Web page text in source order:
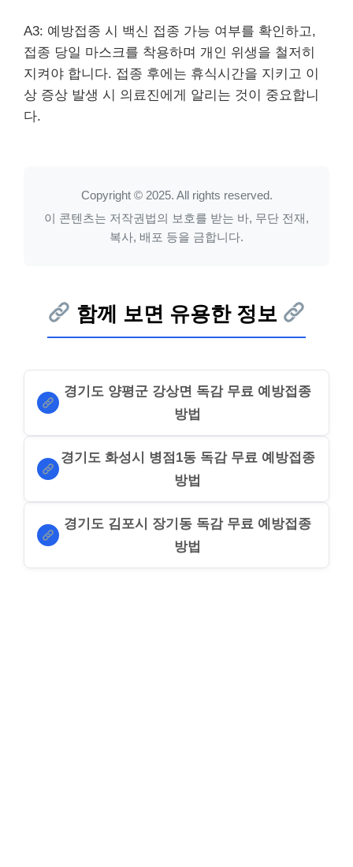
A3: 예방접종 시 백신 접종 가능 여부를 확인하고,
접종 당일 마스크를 착용하며 개인 위생을 철저히
지켜야 합니다. 접종 후에는 휴식시간을 지키고 이
상 증상 발생 시 의료진에게 알리는 것이 중요합니
다.
Copyright © 2025. All rights reserved.
이 콘텐츠는 저작권법의 보호를 받는 바, 무단 전재,
복사, 배포 등을 금합니다.
함께 보면 유용한 정보
경기도 양평군 강상면 독감 무료 예방접종
방법
경기도 화성시 병점1동 독감 무료 예방접종
방법
경기도 김포시 장기동 독감 무료 예방접종
방법